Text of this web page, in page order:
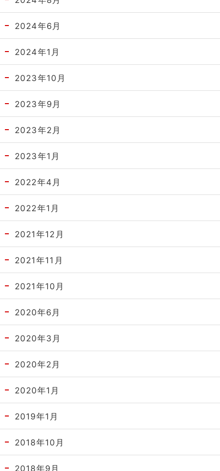
2024年6月
2024年1月
2023年10月
2023年9月
2023年2月
2023年1月
2022年4月
2022年1月
2021年12月
2021年11月
2021年10月
2020年6月
2020年3月
2020年2月
2020年1月
2019年1月
2018年10月
2018年9月